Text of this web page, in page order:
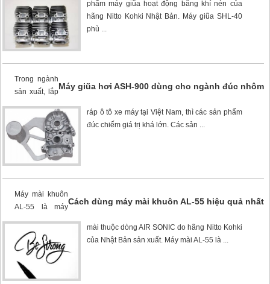
phẩm máy giũa hoạt động bằng khí nén của
hãng Nitto Kohki Nhật Bản. Máy giũa SHL-40
phù ...
Máy giũa hơi ASH-900 dùng cho ngành đúc nhôm
Trong ngành
sản xuất, lắp
ráp ô tô xe máy tại Việt Nam, thì các sản phẩm
đúc chiếm giá trị khá lớn. Các sản ...
Cách dùng máy mài khuôn AL-55 hiệu quả nhất
Máy mài khuôn
AL-55 là máy
mài thuộc dòng AIR SONIC do hãng Nitto Kohki
của Nhật Bản sản xuất. Máy mài AL-55 là ...